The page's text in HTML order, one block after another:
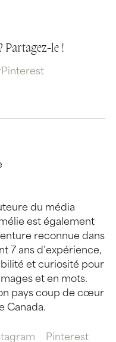
Partagez-le !
Pinterest
du média
est également
reconnue dans
7 ans d’expérience,
et curiosité pour
et en mots.
pays coup de cœur
Canada.
Pinterest